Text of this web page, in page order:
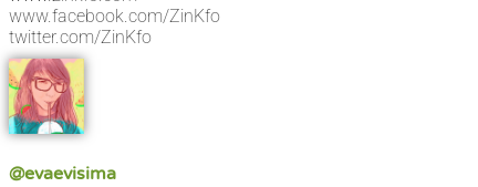
www.facebook.com/ZinKfo
twitter.com/ZinKfo
@evaevisima